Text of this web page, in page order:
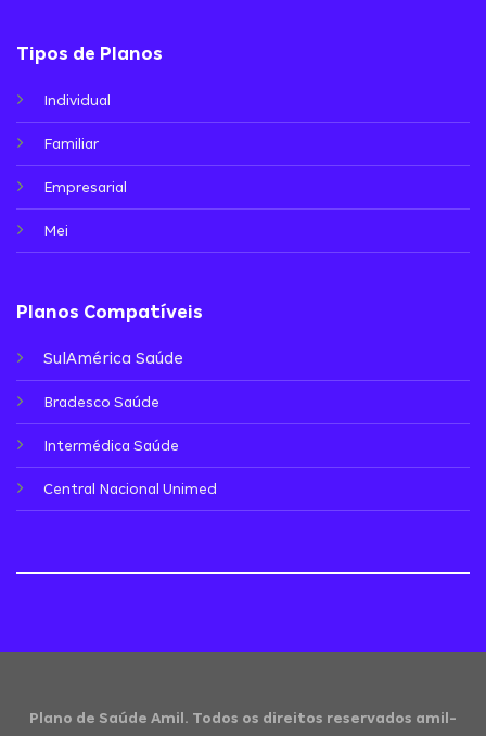
Tipos de Planos
Individual
Familiar
Empresarial
Mei
Planos Compatíveis
SulAmérica Saúde
Bradesco Saúde
Intermédica Saúde
Central Nacional Unimed
Plano de Saúde Amil. Todos os direitos reservados amil-